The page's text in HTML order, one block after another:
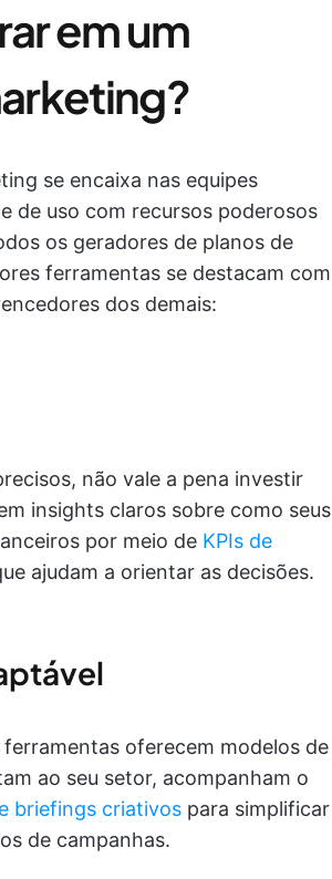
em um
se encaixa nas equipes
de uso com recursos poderosos
os geradores de planos de
ferramentas se destacam com
dos demais:
não vale a pena investir
insights claros sobre como seus
por meio de KPIs de
ajudam a orientar as decisões.
oferecem modelos de
ao seu setor, acompanham o
briefings criativos para simplificar
de campanhas.